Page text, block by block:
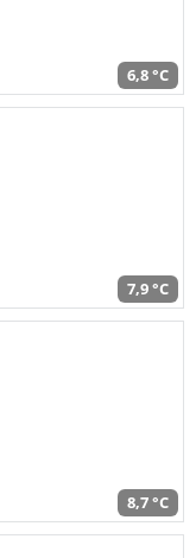
6,8 °C
7,9 °C
8,7 °C